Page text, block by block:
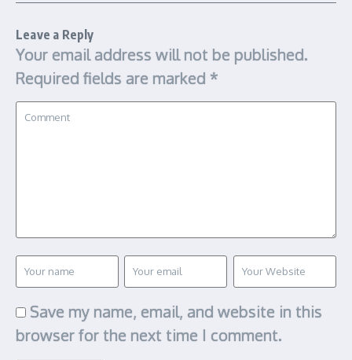
Leave a Reply
Your email address will not be published.
Required fields are marked *
Save my name, email, and website in this
browser for the next time I comment.